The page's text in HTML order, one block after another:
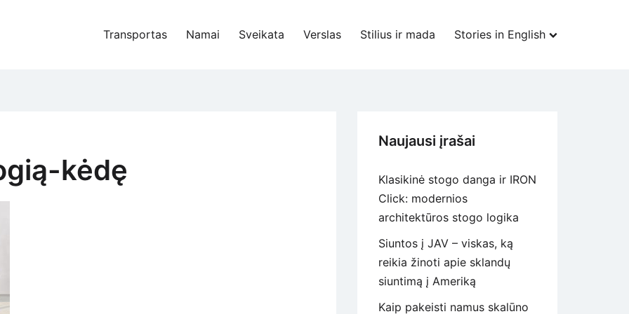
Transportas Namai Sveikata Verslas Stilius ir mada Stories in English
kėdę
Naujausi įrašai
Klasikinė stogo danga ir IRON
Click: modernios
architektūros stogo logika
Siuntos į JAV – viskas, ką
reikia žinoti apie sklandų
siuntimą į Ameriką
Kaip pakeisti namus skalūno